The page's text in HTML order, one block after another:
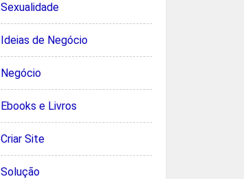
Sexualidade
Ideias de Negócio
Negócio
Ebooks e Livros
Criar Site
Solução